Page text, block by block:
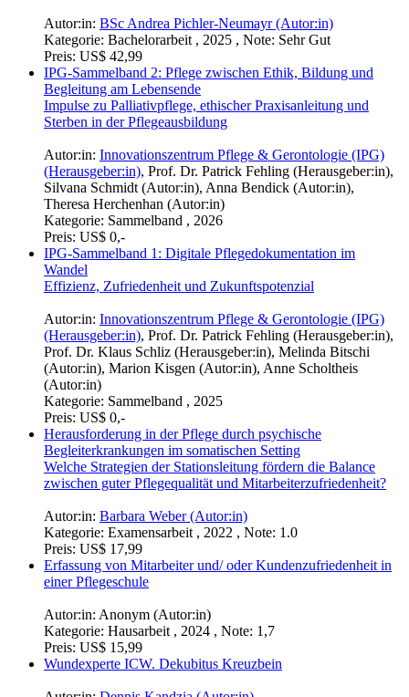
Autor:in: BSc Andrea Pichler-Neumayr (Autor:in)
Kategorie: Bachelorarbeit , 2025 , Note: Sehr Gut
Preis: US$ 42,99
IPG-Sammelband 2: Pflege zwischen Ethik, Bildung und
Begleitung am Lebensende
Impulse zu Palliativpflege, ethischer Praxisanleitung und
Sterben in der Pflegeausbildung
Autor:in: Innovationszentrum Pflege & Gerontologie (IPG)
(Herausgeber:in), Prof. Dr. Patrick Fehling (Herausgeber:in),
Silvana Schmidt (Autor:in), Anna Bendick (Autor:in),
Theresa Herchenhan (Autor:in)
Kategorie: Sammelband , 2026
Preis: US$ 0,-
IPG-Sammelband 1: Digitale Pflegedokumentation im
Wandel
Effizienz, Zufriedenheit und Zukunftspotenzial
Autor:in: Innovationszentrum Pflege & Gerontologie (IPG)
(Herausgeber:in), Prof. Dr. Patrick Fehling (Herausgeber:in),
Prof. Dr. Klaus Schliz (Herausgeber:in), Melinda Bitschi
(Autor:in), Marion Kisgen (Autor:in), Anne Scholtheis
(Autor:in)
Kategorie: Sammelband , 2025
Preis: US$ 0,-
Herausforderung in der Pflege durch psychische
Begleiterkrankungen im somatischen Setting
Welche Strategien der Stationsleitung fördern die Balance
zwischen guter Pflegequalität und Mitarbeiterzufriedenheit?
Autor:in: Barbara Weber (Autor:in)
Kategorie: Examensarbeit , 2022 , Note: 1.0
Preis: US$ 17,99
Erfassung von Mitarbeiter und/ oder Kundenzufriedenheit in
einer Pflegeschule
Autor:in: Anonym (Autor:in)
Kategorie: Hausarbeit , 2024 , Note: 1,7
Preis: US$ 15,99
Wundexperte ICW. Dekubitus Kreuzbein